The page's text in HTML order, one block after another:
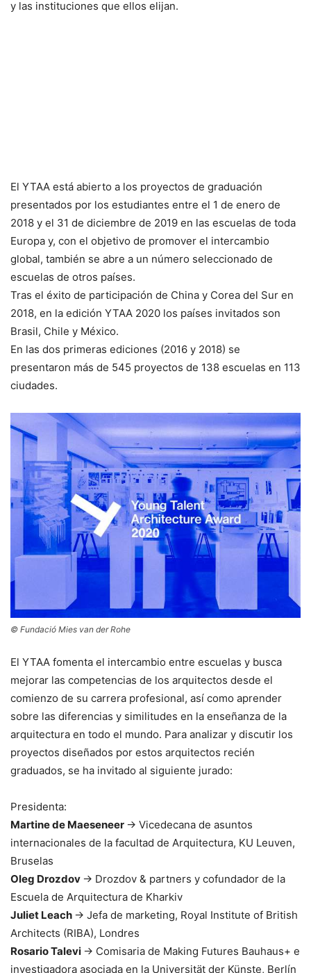
y las instituciones que ellos elijan.
El YTAA está abierto a los proyectos de graduación
presentados por los estudiantes entre el 1 de enero de
2018 y el 31 de diciembre de 2019 en las escuelas de toda
Europa y, con el objetivo de promover el intercambio
global, también se abre a un número seleccionado de
escuelas de otros países.
Tras el éxito de participación de China y Corea del Sur en
2018, en la edición YTAA 2020 los países invitados son
Brasil, Chile y México.
En las dos primeras ediciones (2016 y 2018) se
presentaron más de 545 proyectos de 138 escuelas en 113
ciudades.
© Fundació Mies van der Rohe
El YTAA fomenta el intercambio entre escuelas y busca
mejorar las competencias de los arquitectos desde el
comienzo de su carrera profesional, así como aprender
sobre las diferencias y similitudes en la enseñanza de la
arquitectura en todo el mundo. Para analizar y discutir los
proyectos diseñados por estos arquitectos recién
graduados, se ha invitado al siguiente jurado:
Presidenta:
Martine de Maeseneer → Vicedecana de asuntos
internacionales de la facultad de Arquitectura, KU Leuven,
Bruselas
Oleg Drozdov → Drozdov & partners y cofundador de la
Escuela de Arquitectura de Kharkiv
Juliet Leach → Jefa de marketing, Royal Institute of British
Architects (RIBA), Londres
Rosario Talevi → Comisaria de Making Futures Bauhaus+ e
investigadora asociada en la Universität der Künste, Berlín